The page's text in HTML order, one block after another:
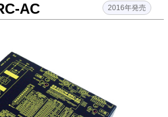
製品情報
お客様サポート
会社情報
AC 2016年発売